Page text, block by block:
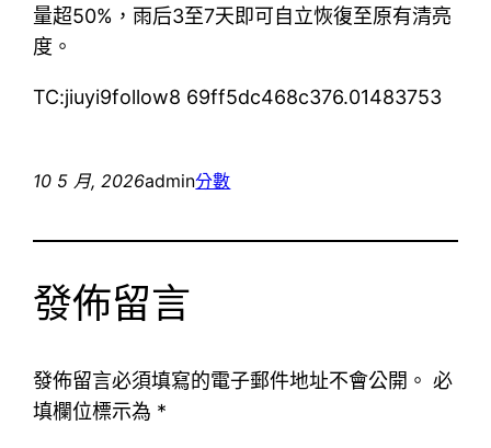
量超50%，雨后3至7天即可自立恢復至原有清亮
度。
TC:jiuyi9follow8 69ff5dc468c376.01483753
10 5 月, 2026admin分數
發佈留言
發佈留言必須填寫的電子郵件地址不會公開。 必
填欄位標示為 *